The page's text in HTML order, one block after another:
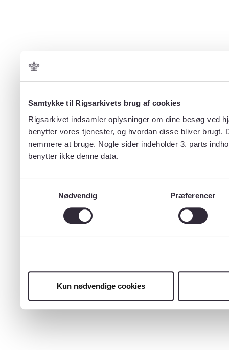
Samtykke til Rigsarkivets brug af cookies
Rigsarkivet indsamler oplysninger om dine besøg ved
benytter vores tjenester, og hvordan disse bliver
nemmere at bruge. Nogle sider indeholder 3. parts
benytter ikke denne data.
Nødvendig
Præferencer
Kun nødvendige cookies